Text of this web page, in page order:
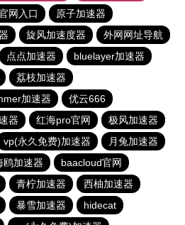
网入口
原子加速器
旋风加速度器
外网网址导航
点点加速器
bluelayer加速器
荔枝加速器
加速器
优云666
器 红海pro官网
极风加速器
vp(永久免费)加速器
月兔加速器
鸥加速器
baacloud官网
青柠加速器
西柚加速器
暴雪加速器
hidecat